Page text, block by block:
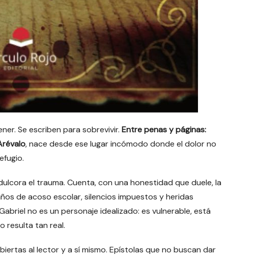
Se escriben para sobrevivir. Entre penas y páginas:
, nace desde ese lugar incómodo donde el dolor no
el trauma. Cuenta, con una honestidad que duele, la
de acoso escolar, silencios impuestos y heridas
no es un personaje idealizado: es vulnerable, está
resulta tan real.
al lector y a sí mismo. Epístolas que no buscan dar